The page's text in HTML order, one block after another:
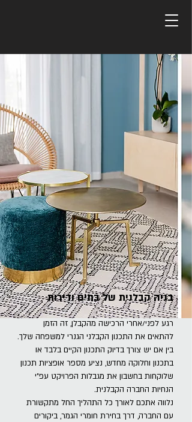
בניה קבלנית של בתים ודירות
רגע לפני/אחרי הרכישה מהקבלן, זה הזמן
להתאים את התכנון הקבלני הגנרי למשפחה שלך.
בין אם יש צורך בדיוק התכנון הקיים בלבד או
בתכנון וחלוקה מחדש, נציע מספר אופציות תכנון
שלוקחות בחשבון את מגבלות הפרויקט עפ"י
הנחיות החברה הקבלנית.
נלווה אתכם לאורך כל התהליך החל מתקשורת
עם החברה, דרך בחירת חומרי הגמר, ביקורים